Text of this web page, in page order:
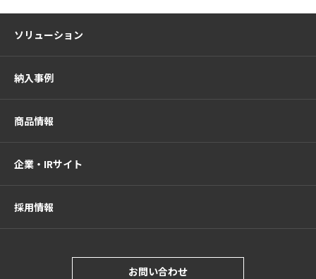
ソリューション
納入事例
商品情報
企業・IRサイト
採用情報
お問い合わせ